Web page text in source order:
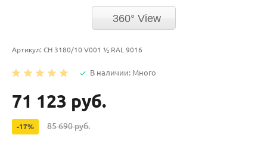
360° View
Артикул: CH 3180/10 V001 ½ RAL 9016
В наличии: Много
71 123 руб.
-17% 85 690 руб.